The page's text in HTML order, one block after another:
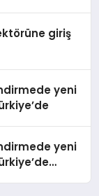
giriş
yeni
yeni